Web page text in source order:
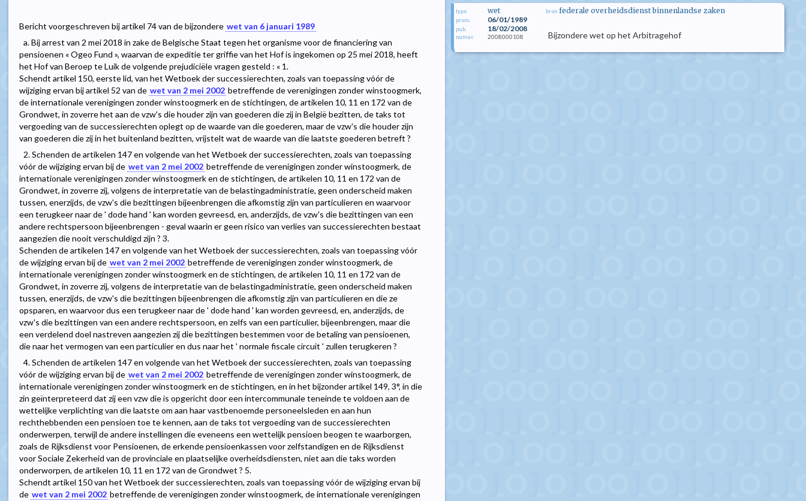
Bericht voorgeschreven bij artikel 74 van de bijzondere wet van 6 januari 1989
a. Bij arrest van 2 mei 2018 in zake de Belgische Staat tegen het organisme voor de financiering van
pensioenen « Ogeo Fund », waarvan de expeditie ter griffie van het Hof is ingekomen op 25 mei 2018, heeft
het Hof van Beroep te Luik de volgende prejudiciële vragen gesteld : « 1.
Schendt artikel 150, eerste lid, van het Wetboek der successierechten, zoals van toepassing vóór de
wijziging ervan bij artikel 52 van de wet van 2 mei 2002 betreffende de verenigingen zonder winstoogmerk,
de internationale verenigingen zonder winstoogmerk en de stichtingen, de artikelen 10, 11 en 172 van de
Grondwet, in zoverre het aan de vzw's die houder zijn van goederen die zij in België bezitten, de taks tot
vergoeding van de successierechten oplegt op de waarde van die goederen, maar de vzw's die houder zijn
van goederen die zij in het buitenland bezitten, vrijstelt wat de waarde van die laatste goederen betreft ?
2. Schenden de artikelen 147 en volgende van het Wetboek der successierechten, zoals van toepassing
vóór de wijziging ervan bij de wet van 2 mei 2002 betreffende de verenigingen zonder winstoogmerk, de
internationale verenigingen zonder winstoogmerk en de stichtingen, de artikelen 10, 11 en 172 van de
Grondwet, in zoverre zij, volgens de interpretatie van de belastingadministratie, geen onderscheid maken
tussen, enerzijds, de vzw's die bezittingen bijeenbrengen die afkomstig zijn van particulieren en waarvoor
een terugkeer naar de ' dode hand ' kan worden gevreesd, en, anderzijds, de vzw's die bezittingen van een
andere rechtspersoon bijeenbrengen - geval waarin er geen risico van verlies van successierechten bestaat
aangezien die nooit verschuldigd zijn ? 3.
Schenden de artikelen 147 en volgende van het Wetboek der successierechten, zoals van toepassing vóór
de wijziging ervan bij de wet van 2 mei 2002 betreffende de verenigingen zonder winstoogmerk, de
internationale verenigingen zonder winstoogmerk en de stichtingen, de artikelen 10, 11 en 172 van de
Grondwet, in zoverre zij, volgens de interpretatie van de belastingadministratie, geen onderscheid maken
tussen, enerzijds, de vzw's die bezittingen bijeenbrengen die afkomstig zijn van particulieren en die ze
opsparen, en waarvoor dus een terugkeer naar de ' dode hand ' kan worden gevreesd, en, anderzijds, de
vzw's die bezittingen van een andere rechtspersoon, en zelfs van een particulier, bijeenbrengen, maar die
een verdelend doel nastreven aangezien zij die bezittingen bestemmen voor de betaling van pensioenen,
die naar het vermogen van een particulier en dus naar het ' normale fiscale circuit ' zullen terugkeren ?
4. Schenden de artikelen 147 en volgende van het Wetboek der successierechten, zoals van toepassing
vóór de wijziging ervan bij de wet van 2 mei 2002 betreffende de verenigingen zonder winstoogmerk, de
internationale verenigingen zonder winstoogmerk en de stichtingen, en in het bijzonder artikel 149, 3°, in die
zin geïnterpreteerd dat zij een vzw die is opgericht door een intercommunale teneinde te voldoen aan de
wettelijke verplichting van die laatste om aan haar vastbenoemde personeelsleden en aan hun
rechthebbenden een pensioen toe te kennen, aan de taks tot vergoeding van de successierechten
onderwerpen, terwijl de andere instellingen die eveneens een wettelijk pensioen beogen te waarborgen,
zoals de Rijksdienst voor Pensioenen, de erkende pensioenkassen voor zelfstandigen en de Rijksdienst
voor Sociale Zekerheid van de provinciale en plaatselijke overheidsdiensten, niet aan die taks worden
onderworpen, de artikelen 10, 11 en 172 van de Grondwet ? 5.
Schendt artikel 150 van het Wetboek der successierechten, zoals van toepassing vóór de wijziging ervan bij
de wet van 2 mei 2002 betreffende de verenigingen zonder winstoogmerk, de internationale verenigingen
type wet
prom. 06/01/1989
pub. 18/02/2008
numac 2008000108
bron federale overheidsdienst binnenlandse zaken
Bijzondere wet op het Arbitragehof